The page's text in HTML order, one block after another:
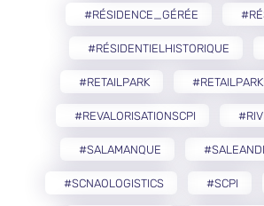
#RÉSIDENCE_GÉRÉE
#RÉSIDENTIELHISTORIQUE
#RETAILPARK
#REVALORISATIONSCPI
#SALAMANQUE
#SCNAOLOGISTICS #SCPI